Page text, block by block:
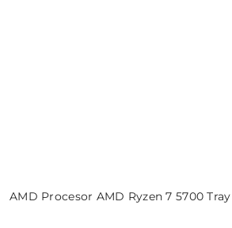
AMD Procesor AMD Ryzen 7 5700 Tray